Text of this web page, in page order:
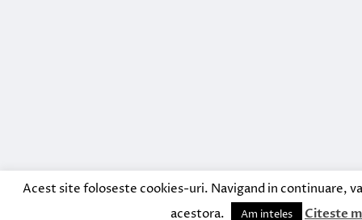
Acest site foloseste cookies-uri. Navigand in continuare,
acestora.
Am inteles Citeste